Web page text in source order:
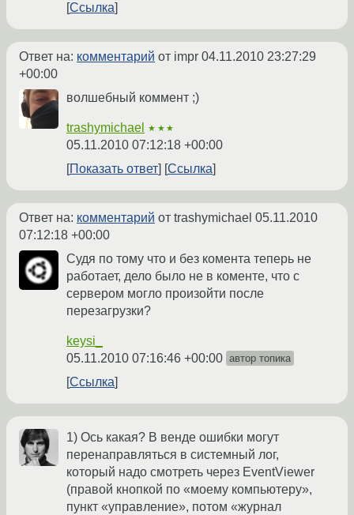
Ссылка
Ответ на: комментарий от impr 04.11.2010 23:27:29
+00:00
волшебный коммент ;)
trashymichael ★★★
05.11.2010 07:12:18 +00:00
Показать ответ
Ссылка
Ответ на: комментарий от trashymichael 05.11.2010
07:12:18 +00:00
Судя по тому что и без комента теперь не
работает, дело было не в коменте, что с
сервером могло произойти после
перезагрузки?
keysi_
05.11.2010 07:16:46 +00:00 автор топика
Ссылка
1) Ось какая? В венде ошибки могут
перенаправляться в системный лог,
который надо смотреть через EventViewer
(правой кнопкой по «моему компьютеру»,
пункт «управление», потом «журнал